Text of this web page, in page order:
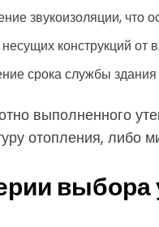
звукоизоляции, что
конструкций от
срока службы
выполненного
отопления, либо
выбора